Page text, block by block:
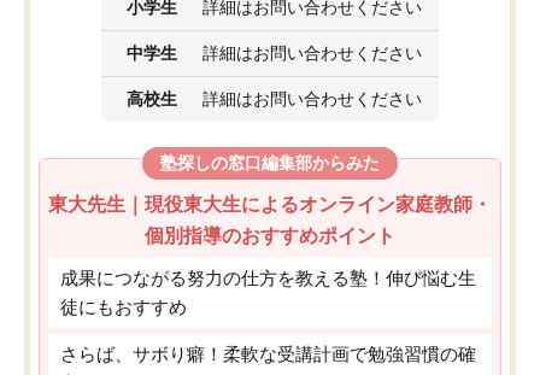
小学生 詳細はお問い合わせください
中学生 詳細はお問い合わせください
高校生 詳細はお問い合わせください
塾探しの窓口編集部からみた
東大先生｜現役東大生によるオンライン家庭教師・
個別指導のおすすめポイント
成果につながる努力の仕方を教える塾！伸び悩む生
徒にもおすすめ
さらば、サボり癖！柔軟な受講計画で勉強習慣の確